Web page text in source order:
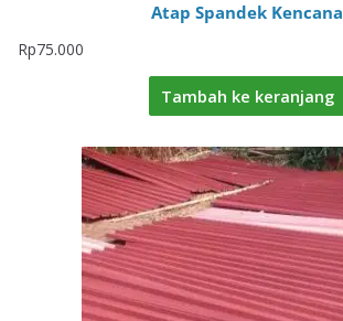
Atap Spandek Kencana
Rp75.000
Tambah ke keranjang